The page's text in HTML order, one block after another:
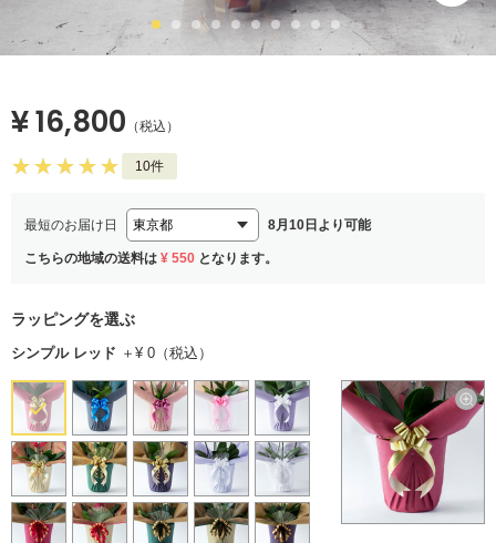
¥ 16,800 （税込）
10件
最短のお届け日 8月10日より可能
こちらの地域の送料は ¥ 550 となります。
ラッピングを選ぶ
シンプル レッド ＋¥ 0（税込）